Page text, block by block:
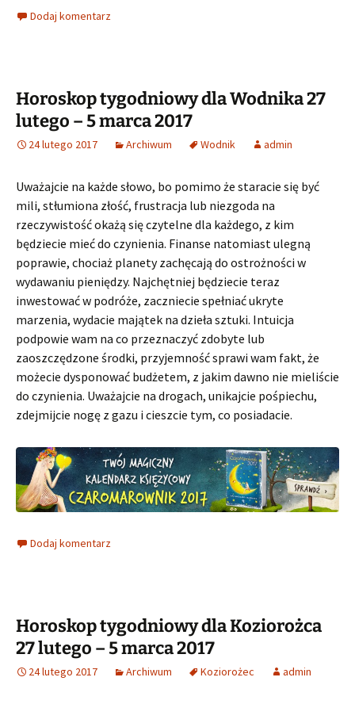
Dodaj komentarz
Horoskop tygodniowy dla Wodnika 27
lutego – 5 marca 2017
24 lutego 2017 Archiwum Wodnik admin
Uważajcie na każde słowo, bo pomimo że staracie się być
mili, stłumiona złość, frustracja lub niezgoda na
rzeczywistość okażą się czytelne dla każdego, z kim
będziecie mieć do czynienia. Finanse natomiast ulegną
poprawie, chociaż planety zachęcają do ostrożności w
wydawaniu pieniędzy. Najchętniej będziecie teraz
inwestować w podróże, zaczniecie spełniać ukryte
marzenia, wydacie majątek na dzieła sztuki. Intuicja
podpowie wam na co przeznaczyć zdobyte lub
zaoszczędzone środki, przyjemność sprawi wam fakt, że
możecie dysponować budżetem, z jakim dawno nie mieliście
do czynienia. Uważajcie na drogach, unikajcie pośpiechu,
zdejmijcie nogę z gazu i cieszcie tym, co posiadacie.
Dodaj komentarz
Horoskop tygodniowy dla Koziorożca
27 lutego – 5 marca 2017
24 lutego 2017 Archiwum Koziorożec admin